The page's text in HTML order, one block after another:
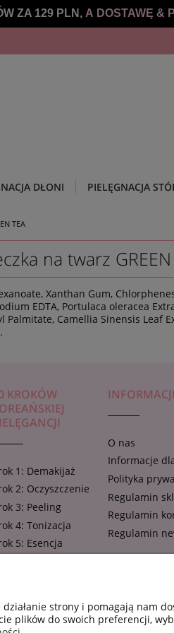
ZA 129 PLN, A DOSTAWĘ &
DŁONI PIELĘGNACJA
TEA
na twarz GREEN
Xanthan Gum,
EDTA, Portulaca oleracea
Camellia Sinensis Leaf
KROKÓW
1: Demakijaż
2: Oczyszczenie
3: Peeling
4: Tonizacja
5: Esencja
8: Krem pod oczy
O nas
Informacje
Polityka
Regulamin
Regulamin
Regulamin
strony i pomagają nam
plików do swoich preferencji,